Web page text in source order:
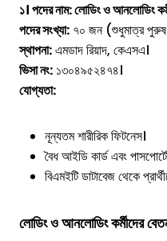
১। পদের নাম: লোডিং ও আনলোডিং
পদের সংখ্যা: ৭০ জন (শুধুমাত্র পুরুষ
স্থাপনা:এমডাদ রিয়াদ, কেএসএ।
ভিসা নং: ১৩০৪৯৫২৪৭৪।
যোগ্যতা:
নূন্যতম শারীরিক ফিটনেস।
বৈধ আইডি কার্ড এবং
বিএমইটি ডাটাবেজ থেকে
লোডিং ও আনলোডিং কর্মীদের